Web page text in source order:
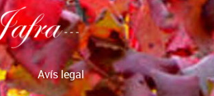
Avís legal